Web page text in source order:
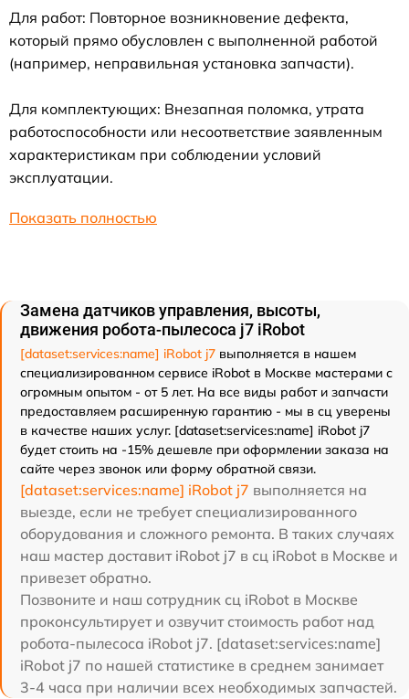
Для работ: Повторное возникновение дефекта,
который прямо обусловлен с выполненной работой
(например, неправильная установка запчасти).
Для комплектующих: Внезапная поломка, утрата
работоспособности или несоответствие заявленным
характеристикам при соблюдении условий
эксплуатации.
Показать полностью
Замена датчиков управления, высоты,
движения робота-пылесоса j7 iRobot
[dataset:services:name] iRobot j7 выполняется в нашем
специализированном сервисе iRobot в Москве мастерами с
огромным опытом - от 5 лет. На все виды работ и запчасти
предоставляем расширенную гарантию - мы в сц уверены
в качестве наших услуг. [dataset:services:name] iRobot j7
будет стоить на -15% дешевле при оформлении заказа на
сайте через звонок или форму обратной связи.
[dataset:services:name] iRobot j7 выполняется на
выезде, если не требует специализированного
оборудования и сложного ремонта. В таких случаях
наш мастер доставит iRobot j7 в сц iRobot в Москве и
привезет обратно.
Позвоните и наш сотрудник сц iRobot в Москве
проконсультирует и озвучит стоимость работ над
робота-пылесоса iRobot j7. [dataset:services:name]
iRobot j7 по нашей статистике в среднем занимает
3-4 часа при наличии всех необходимых запчастей.